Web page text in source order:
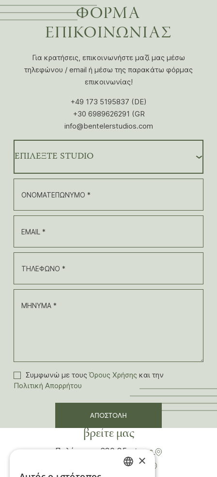
ΦΟΡΜΑ
ΕΠΙΚΟΙΝΩΝΙΑΣ
Για κρατήσεις, επικοινωνήστε μαζί μας μέσω
τηλεφώνου / email ή μέσω της παρακάτω φόρμας
επικοινωνίας!
+49 173 5195837 (DE)
+30 6989626291 (GR
info@bentelerstudios.com
ΕΠΙΛΕΞΤΕ STUDIO
ΟΝΟΜΑΤΕΠΩΝΥΜΟ *
EMAIL *
ΤΗΛΕΦΩΝΟ *
ΜΗΝΥΜΑ *
Συμφωνώ με τουςΌρους Χρήσης και την
Πολιτική Απορρήτου
ΑΠΟΣΤΟΛΗ
βρείτε μας
Πολύχρονο 630 85χάρτης
Καλλιθέα 630 77χάρτης
×